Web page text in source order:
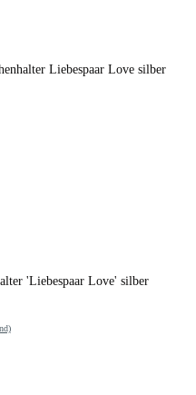
'Liebespaar Love' silber